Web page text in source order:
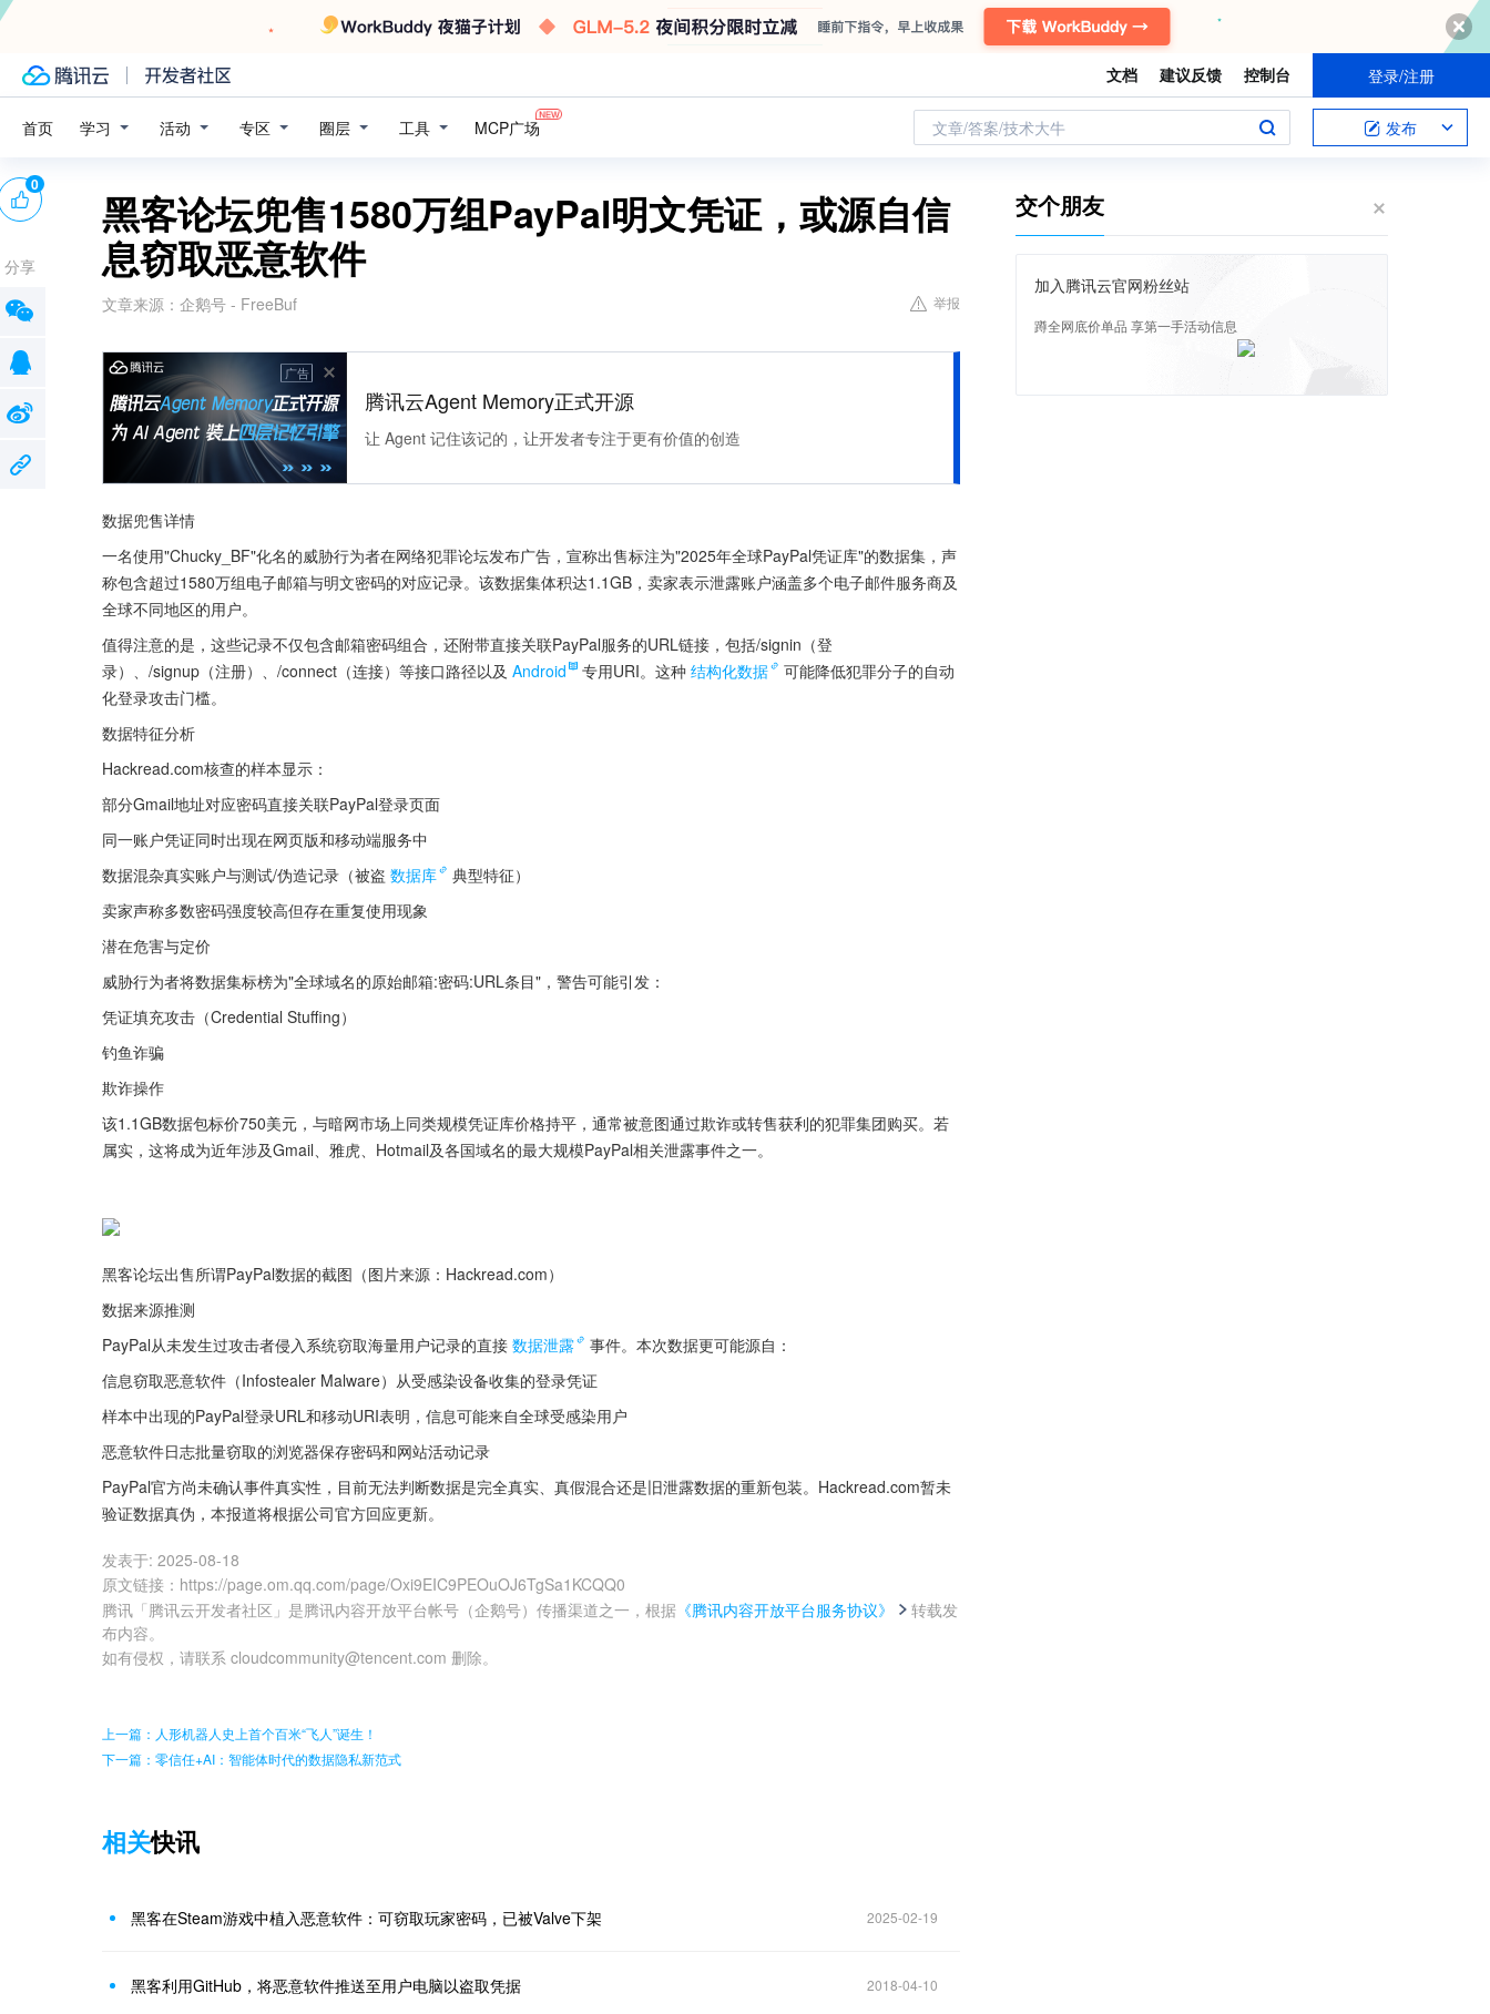
文档 建议反馈 控制台 登录/注册
首页 学习 活动 专区 圈层 工具 MCP广场 文章/答案/技术大牛 发布
黑客论坛兜售1580万组PayPal明文凭证，或源自信
息窃取恶意软件
文章来源： 企鹅号 - FreeBuf 举报
广告
腾讯云Agent Memory正式开源
让 Agent 记住该记的，让开发者专注于更有价值的创造
数据兜售详情
一名使用"Chucky_BF"化名的威胁行为者在网络犯罪论坛发布广告，宣称出售标注为"2025年全球PayPal凭证库"的数据集，声
称包含超过1580万组电子邮箱与明文密码的对应记录。该数据集体积达1.1GB，卖家表示泄露账户涵盖多个电子邮件服务商及
全球不同地区的用户。
值得注意的是，这些记录不仅包含邮箱密码组合，还附带直接关联PayPal服务的URL链接，包括/signin（登
录）、/signup（注册）、/connect（连接）等接口路径以及 Android 专用URI。这种 结构化数据
可能降低犯罪分子的自动
化登录攻击门槛。
数据特征分析
Hackread.com核查的样本显示：
部分Gmail地址对应密码直接关联PayPal登录页面
同一账户凭证同时出现在网页版和移动端服务中
数据混杂真实账户与测试/伪造记录（被盗 数据库
典型特征）
卖家声称多数密码强度较高但存在重复使用现象
潜在危害与定价
威胁行为者将数据集标榜为"全球域名的原始邮箱:密码:URL条目"，警告可能引发：
凭证填充攻击（Credential Stuffing）
钓鱼诈骗
欺诈操作
该1.1GB数据包标价750美元，与暗网市场上同类规模凭证库价格持平，通常被意图通过欺诈或转售获利的犯罪集团购买。若
属实，这将成为近年涉及Gmail、雅虎、Hotmail及各国域名的最大规模PayPal相关泄露事件之一。
黑客论坛出售所谓PayPal数据的截图（图片来源：Hackread.com）
数据来源推测
PayPal从未发生过攻击者侵入系统窃取海量用户记录的直接 数据泄露
事件。本次数据更可能源自：
信息窃取恶意软件（Infostealer Malware）从受感染设备收集的登录凭证
样本中出现的PayPal登录URL和移动URI表明，信息可能来自全球受感染用户
恶意软件日志批量窃取的浏览器保存密码和网站活动记录
PayPal官方尚未确认事件真实性，目前无法判断数据是完全真实、真假混合还是旧泄露数据的重新包装。Hackread.com暂未
验证数据真伪，本报道将根据公司官方回应更新。
发表于: 2025-08-18
原文链接 ： https://page.om.qq.com/page/Oxi9EIC9PEOuOJ6TgSa1KCQQ0
腾讯「腾讯云开发者社区」是腾讯内容开放平台帐号（企鹅号）传播渠道之一，根据 《腾讯内容开放平台服务协议》
转载发
布内容。
如有侵权，请联系 cloudcommunity@tencent.com 删除。
0
分享
上一篇：人形机器人史上首个百米“飞人”诞生！
下一篇：零信任+AI：智能体时代的数据隐私新范式
相关快讯
黑客在Steam游戏中植入恶意软件：可窃取玩家密码，已被Valve下架 2025-02-19
黑客利用GitHub，将恶意软件推送至用户电脑以盗取凭据 2018-04-10
交个朋友
加入腾讯云官网粉丝站
蹲全网底价单品 享第一手活动信息